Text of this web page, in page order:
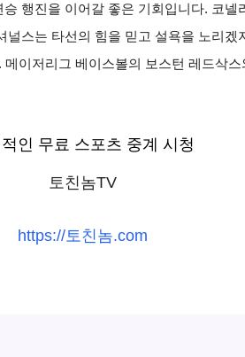
행진을 이어갈 좋은 기회입니다. 코
스는 타선의 힘을 믿고 설욕을 노리
메이저리그 베이스볼의 보스턴 레드삭
인 무료 스포츠 중계 시청
토친놈TV
https://토친놈.com